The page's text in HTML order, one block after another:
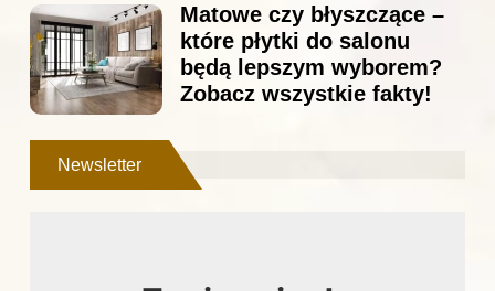
Matowe czy błyszczące –
które płytki do salonu
będą lepszym wyborem?
Zobacz wszystkie fakty!
Newsletter